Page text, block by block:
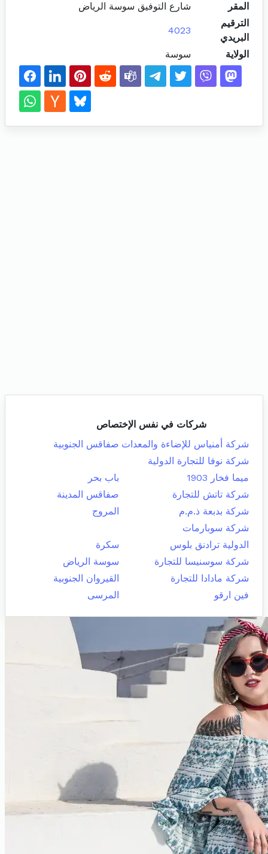
المقر
شارع التوفيق سوسة الرياض
الترقيم
البريدي
4023
الولاية سوسة
شركات في نفس الإختصاص
شركة أمنياس للإضاءة والمعدات صفاقس الجنوبية
شركة نوفا للتجارة الدولية
ميما فخار 1903
باب بحر
شركة تاتش للتجارة
صفاقس المدينة
شركة بدبعة ذ.م.م
المروج
شركة سوبارمات
الدولية ترادنق بلوس
سكرة
شركة سوسنيسا للتجارة
سوسة الرياض
شركة مادادا للتجارة
القيروان الجنوبية
فين ارقو
المرسى